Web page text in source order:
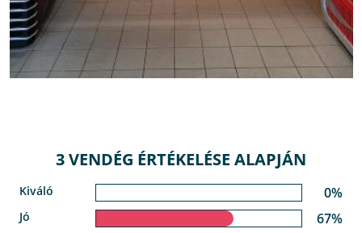
3 VENDÉG ÉRTÉKELÉSE ALAPJÁN
Kiváló 0%
Jó 67%